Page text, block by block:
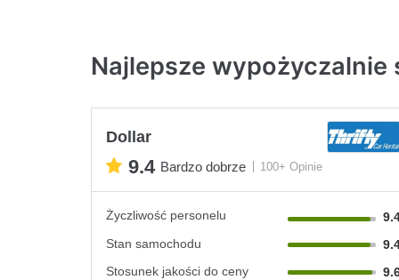
Najlepsze
Dollar
9.4 Bardzo dobrze 100+ Opinie
Życzliwość personelu
Stan samochodu
Stosunek jakości do ceny